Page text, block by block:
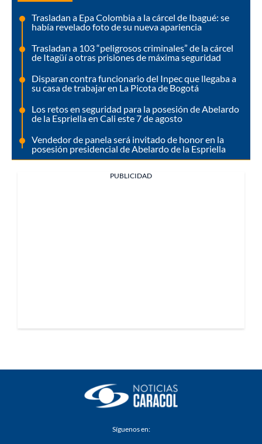
Trasladan a Epa Colombia a la cárcel de Ibagué: se
había revelado foto de su nueva apariencia
Trasladan a 103 “peligrosos criminales” de la cárcel
de Itagüí a otras prisiones de máxima seguridad
Disparan contra funcionario del Inpec que llegaba a
su casa de trabajar en La Picota de Bogotá
Los retos en seguridad para la posesión de Abelardo
de la Espriella en Cali este 7 de agosto
Vendedor de panela será invitado de honor en la
posesión presidencial de Abelardo de la Espriella
PUBLICIDAD
Síguenos en: